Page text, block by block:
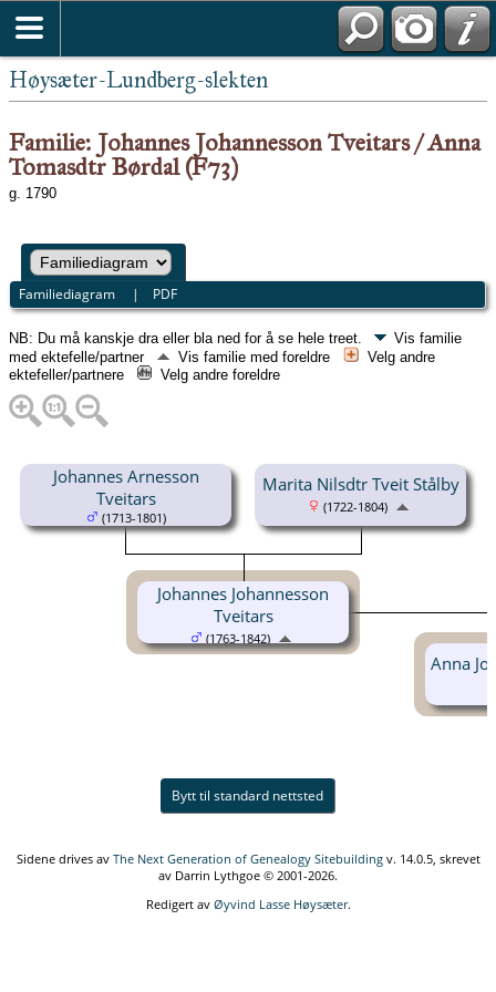
Høysæter-Lundberg-slekten
Familie: Johannes Johannesson Tveitars / Anna
Tomasdtr Børdal (F73)
g. 1790
Familiediagram | PDF
NB: Du må kanskje dra eller bla ned for å se hele treet.
Vis familie
med ektefelle/partner
Vis familie med foreldre
Velg andre
ektefeller/partnere
Velg andre foreldre
Johannes Arnesson
Tveitars
(1713-1801)
Marita Nilsdtr Tveit Stålby
(1722-1804)
Johannes Johannesson
Tveitars
(1763-1842)
Anna
Bytt til standard nettsted
Sidene drives av The Next Generation of Genealogy Sitebuildingv. 14.0.5, skrevet
av Darrin Lythgoe © 2001-2026.
Redigert av Øyvind Lasse Høysæter.